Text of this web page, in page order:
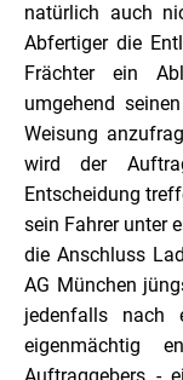
natürlich auch
Abfertiger die
Frächter ein
umgehend
Weisung
wird der
Entscheidung
sein Fahrer unter
die Anschluss
AG München
jedenfalls nach
eigenmächtig